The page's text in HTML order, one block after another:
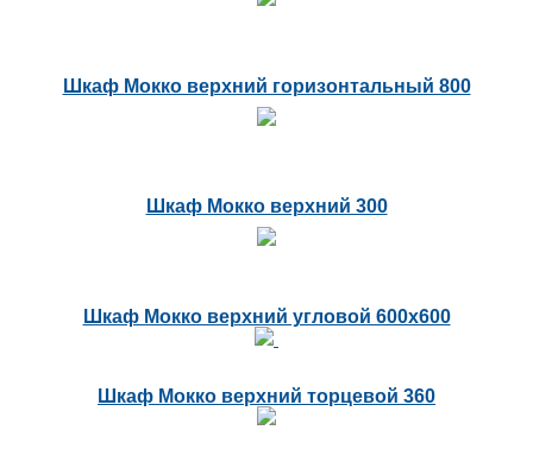
Шкаф Мокко верхний горизонтальный 800
Шкаф Мокко верхний 300
Шкаф Мокко верхний угловой 600х600
Шкаф Мокко верхний торцевой 360